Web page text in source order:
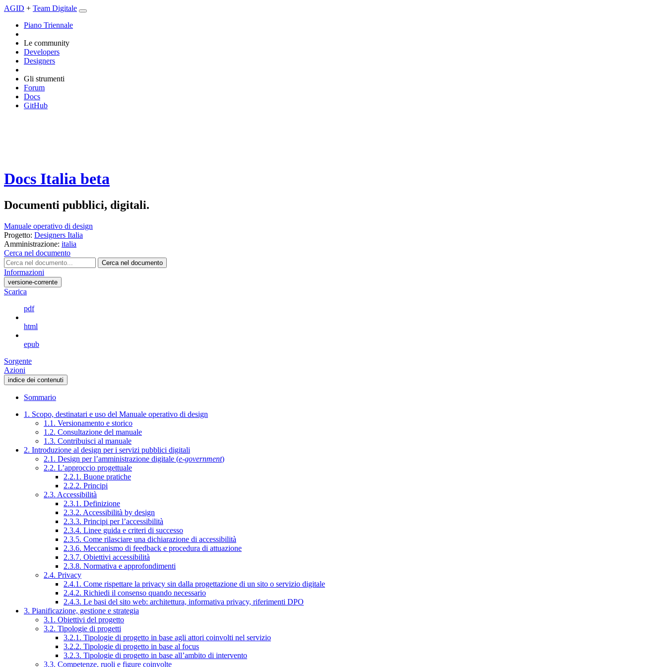
AGID + Team Digitale
Piano Triennale
Le community
Developers
Designers
Gli strumenti
Forum
Docs
GitHub
Docs Italia beta
Documenti pubblici, digitali.
Manuale operativo di design
Progetto: Designers Italia
Amministrazione: italia
Cerca nel documento
Cerca nel documento
Informazioni
versione-corrente
Scarica
pdf
html
epub
Sorgente
Azioni
indice dei contenuti
Sommario
1. Scopo, destinatari e uso del Manuale operativo di design
1.1. Versionamento e storico
1.2. Consultazione del manuale
1.3. Contribuisci al manuale
2. Introduzione al design per i servizi pubblici digitali
2.1. Design per l’amministrazione digitale (e-government)
2.2. L’approccio progettuale
2.2.1. Buone pratiche
2.2.2. Principi
2.3. Accessibilità
2.3.1. Definizione
2.3.2. Accessibilità by design
2.3.3. Principi per l’accessibilità
2.3.4. Linee guida e criteri di successo
2.3.5. Come rilasciare una dichiarazione di accessibilità
2.3.6. Meccanismo di feedback e procedura di attuazione
2.3.7. Obiettivi accessibilità
2.3.8. Normativa e approfondimenti
2.4. Privacy
2.4.1. Come rispettare la privacy sin dalla progettazione di un sito o servizio digitale
2.4.2. Richiedi il consenso quando necessario
2.4.3. Le basi del sito web: architettura, informativa privacy, riferimenti DPO
3. Pianificazione, gestione e strategia
3.1. Obiettivi del progetto
3.2. Tipologie di progetti
3.2.1. Tipologie di progetto in base agli attori coinvolti nel servizio
3.2.2. Tipologie di progetto in base al focus
3.2.3. Tipologie di progetto in base all’ambito di intervento
3.3. Competenze, ruoli e figure coinvolte